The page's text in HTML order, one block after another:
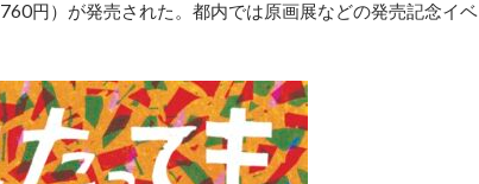
円）が発売された。都内では原画展などの発売記念イベ